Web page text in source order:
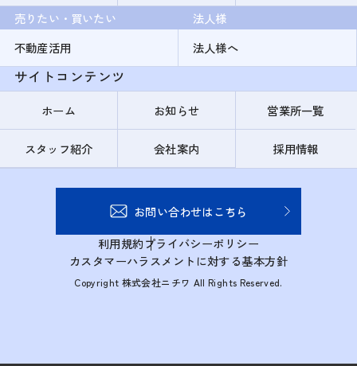
売りたい・買いたい
不動産活用
法人様
法人様へ
サイトコンテンツ
ホーム お知らせ 営業所一覧
スタッフ紹介 会社案内 採用情報
お問い合わせはこちら
利用規約プライバシーポリシー
カスタマーハラスメントに対する基本方針
Copyright 株式会社ニチワ All Rights Reserved.